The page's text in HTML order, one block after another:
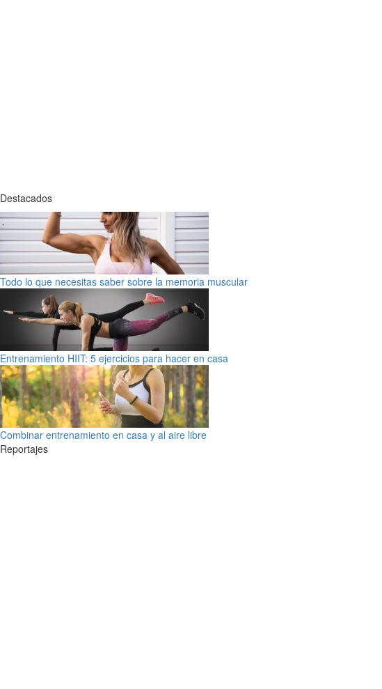
Destacados
Todo lo que necesitas saber sobre la memoria muscular
Entrenamiento HIIT: 5 ejercicios para hacer en casa
Combinar entrenamiento en casa y al aire libre
Reportajes